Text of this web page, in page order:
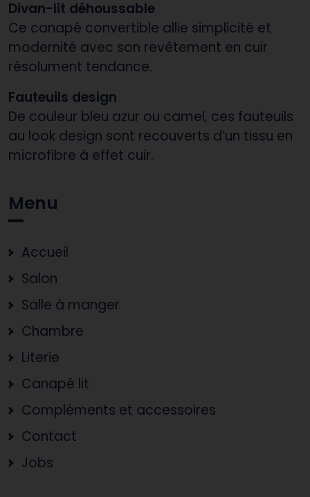
Divan-lit déhoussable
Ce canapé convertible allie simplicité et
modernité avec son revêtement en cuir
résolument tendance.
Fauteuils design
De couleur bleu azur ou camel, ces fauteuils
au look design sont recouverts d’un tissu en
microfibre à effet cuir.
Menu
Accueil
Salon
Salle à manger
Chambre
Literie
Canapé lit
Compléments et accessoires
Contact
Jobs